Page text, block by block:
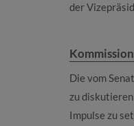
der
Die vom
zu
Impulse zu